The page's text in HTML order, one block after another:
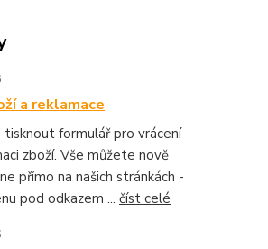
a reklamace
tisknout formulář pro vrácení
zboží. Vše můžete nově
přímo na našich stránkách -
pod odkazem ... číst celé